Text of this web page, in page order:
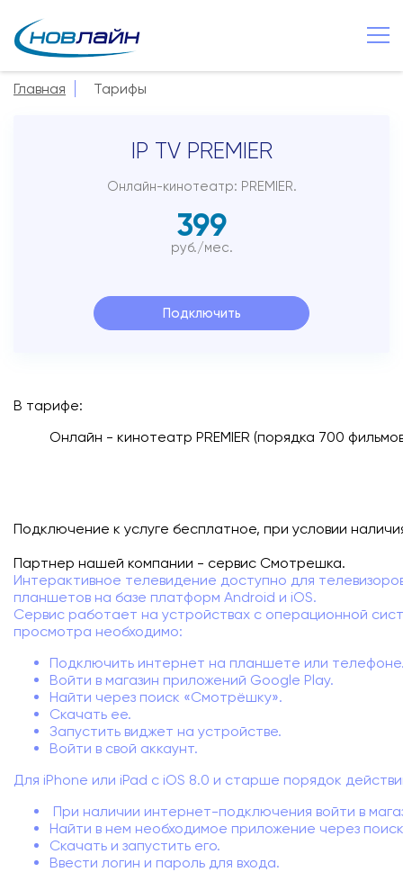
Старая Русса
Зона охвата
Подключиться
Главная Тарифы
IP TV PREMIER
Онлайн-кинотеатр: PREMIER.
399
руб./мес.
Подключить
В тарифе:
Онлайн - кинотеатр PREMIER (порядка 700
Подключение к услуге бесплатное, при условии
Партнер нашей компании - сервис Смотрешка.
Интерактивное телевидение доступно для
планшетов на базе платформ Android и iOS.
Сервис работает на устройствах с операционной
просмотра необходимо:
Подключить интернет на планшете или
Войти в магазин приложений Google Play.
Найти через поиск «Смотрёшку».
Скачать ее.
Запустить виджет на устройстве.
Войти в свой аккаунт.
Для iPhone или iPad с iOS 8.0 и старше порядок
При наличии интернет-подключения войти в
Найти в нем необходимое приложение через
Скачать и запустить его.
Ввести логин и пароль для входа.